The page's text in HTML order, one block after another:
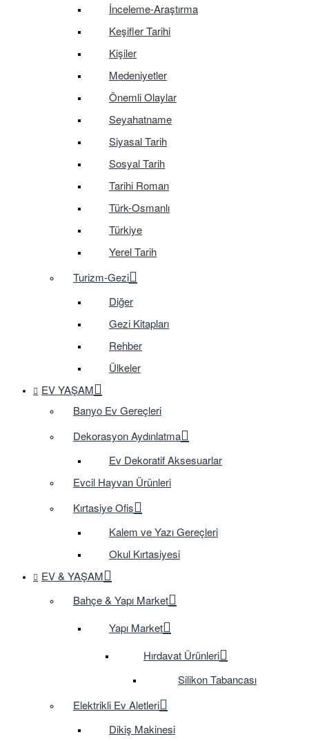
İnceleme-Araştırma
Keşifler Tarihi
Kişiler
Medeniyetler
Önemli Olaylar
Seyahatname
Siyasal Tarih
Sosyal Tarih
Tarihi Roman
Türk-Osmanlı
Türkiye
Yerel Tarih
Turizm-Gezi
Diğer
Gezi Kitapları
Rehber
Ülkeler
EV YAŞAM
Banyo Ev Gereçleri
Dekorasyon Aydınlatma
Ev Dekoratif Aksesuarlar
Evcil Hayvan Ürünleri
Kırtasiye Ofis
Kalem ve Yazı Gereçleri
Okul Kırtasiyesi
EV & YAŞAM
Bahçe & Yapı Market
Yapı Market
Hırdavat Ürünleri
Silikon Tabancası
Elektrikli Ev Aletleri
Dikiş Makinesi